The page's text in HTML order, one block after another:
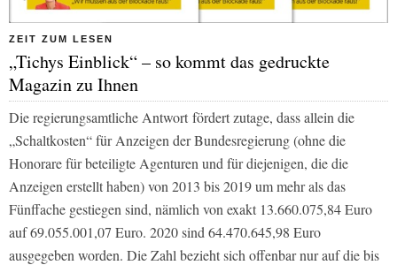
ZEIT ZUM LESEN
„Tichys Einblick“ – so kommt das gedruckte
Magazin zu Ihnen
Die regierungsamtliche Antwort fördert zutage, dass allein die
„Schaltkosten“ für Anzeigen der Bundesregierung (ohne die
Honorare für beteiligte Agenturen und für diejenigen, die die
Anzeigen erstellt haben) von 2013 bis 2019 um mehr als das
Fünffache gestiegen sind, nämlich von exakt 13.660.075,84 Euro
auf 69.055.001,07 Euro. 2020 sind 64.470.645,98 Euro
ausgegeben worden. Die Zahl bezieht sich offenbar nur auf die bis